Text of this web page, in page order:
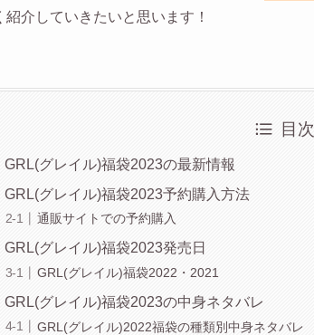
紹介していきたいと思います！
目次
GRL(グレイル)福袋2023の最新情報
GRL(グレイル)福袋2023予約購入方法
通販サイトでの予約購入
GRL(グレイル)福袋2023発売日
GRL(グレイル)福袋2022・2021
GRL(グレイル)福袋2023の中身ネタバレ
GRL(グレイル)2022福袋の種類別中身ネタバレ